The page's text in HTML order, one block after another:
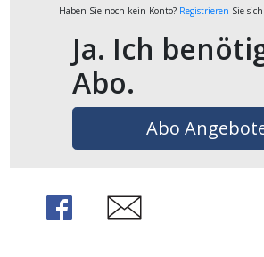
Haben Sie noch kein Konto? Registrieren Sie
Ja. Ich
Abo.
Abo
Share Share